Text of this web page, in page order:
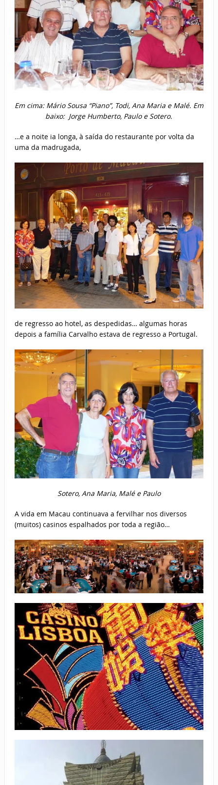
Em cima: Mário Sousa “Piano”, Todi, Ana Maria e Malé. Em
baixo: Jorge Humberto, Paulo e Sotero.
…e a noite ia longa, à saída do restaurante por volta da
uma da madrugada,
de regresso ao hotel, as despedidas… algumas horas
depois a família Carvalho estava de regresso a Portugal.
Sotero, Ana Maria, Malé e Paulo
A vida em Macau continuava a fervilhar nos diversos
(muitos) casinos espalhados por toda a região…